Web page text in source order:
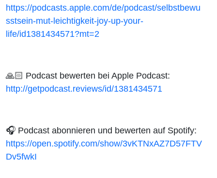
https://podcasts.apple.com/de/podcast/selbstbewu
sstsein-mut-leichtigkeit-joy-up-your-
life/id1381434571?mt=2
🙏🏻 Podcast bewerten bei Apple Podcast:
http://getpodcast.reviews/id/1381434571
🎧 Podcast abonnieren und bewerten auf Spotify:
https://open.spotify.com/show/3vKTNxAZ7D57FTV
Dv5fwkI